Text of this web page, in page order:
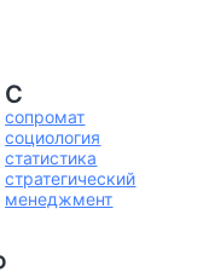
С
сопромат
социология
статистика
стратегический
менеджмент